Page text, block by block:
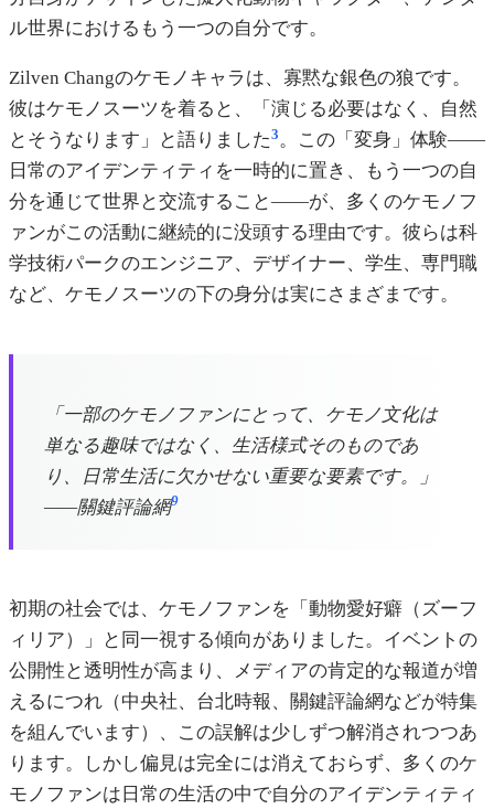
ル世界におけるもう一つの自分です。
Zilven Changのケモノキャラは、寡黙な銀色の狼です。
彼はケモノスーツを着ると、「演じる必要はなく、自然
とそうなります」と語りました3。この「変身」体験——
日常のアイデンティティを一時的に置き、もう一つの自
分を通じて世界と交流すること——が、多くのケモノフ
ァンがこの活動に継続的に没頭する理由です。彼らは科
学技術パークのエンジニア、デザイナー、学生、専門職
など、ケモノスーツの下の身分は実にさまざまです。
「一部のケモノファンにとって、ケモノ文化は
単なる趣味ではなく、生活様式そのものであ
り、日常生活に欠かせない重要な要素です。」
——關鍵評論網9
初期の社会では、ケモノファンを「動物愛好癖（ズーフ
ィリア）」と同一視する傾向がありました。イベントの
公開性と透明性が高まり、メディアの肯定的な報道が増
えるにつれ（中央社、台北時報、關鍵評論網などが特集
を組んでいます）、この誤解は少しずつ解消されつつあ
ります。しかし偏見は完全には消えておらず、多くのケ
モノファンは日常の生活の中で自分のアイデンティティ